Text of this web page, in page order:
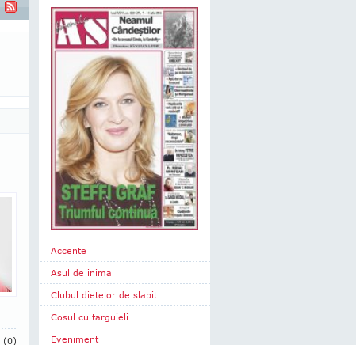
(0)
Accente
Asul de inima
Clubul dietelor de slabit
Cosul cu targuieli
Eveniment